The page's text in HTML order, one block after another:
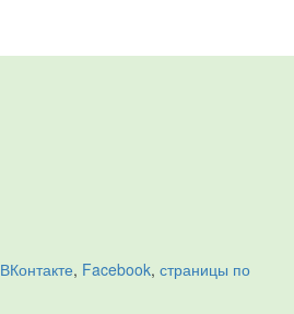
ВКонтакте, Facebook, страницы по